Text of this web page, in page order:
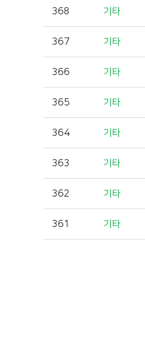
368 기타
367 기타
366 기타
365 기타
364 기타
363 기타
362 기타
361 기타